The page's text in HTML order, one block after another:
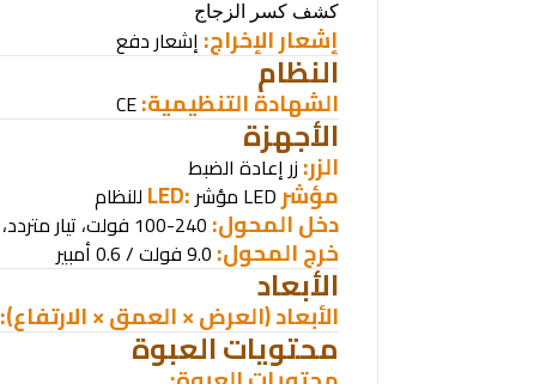
كشف كسر الزجاج
إشعار الإخراج: إشعار دفع
النظام
الشهادة التنظيمية:
CE
الأجهزة
الزر: زر إعادة الضبط
مؤشرLED: مؤشر LED للنظام
دخل المحول: 100-240 فولت، تيار متردد، 50/60 هرتز
خرج المحول: 9.0 فولت / 0.6 أمبير
الأبعاد
الأبعاد (العرض × العمق × الارتفاع):
محتويات العبوة